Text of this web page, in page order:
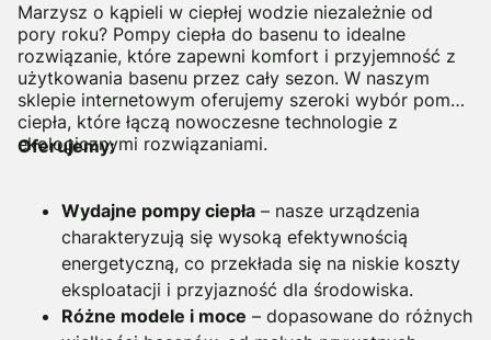
Marzysz o kąpieli w ciepłej wodzie niezależnie od
pory roku? Pompy ciepła do basenu to idealne
rozwiązanie, które zapewni komfort i przyjemność z
użytkowania basenu przez cały sezon. W naszym
sklepie internetowym oferujemy szeroki wybór pomp
ciepła, które łączą nowoczesne technologie z
ekologicznymi rozwiązaniami.
Oferujemy:
Wydajne pompy ciepła – nasze urządzenia
charakteryzują się wysoką efektywnością
energetyczną, co przekłada się na niskie koszty
eksploatacji i przyjazność dla środowiska.
Różne modele i moce – dopasowane do różnych